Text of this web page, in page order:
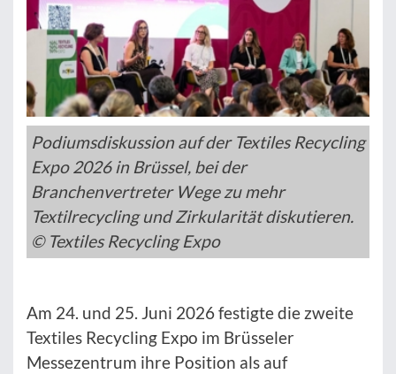
Podiumsdiskussion auf der Textiles Recycling
Expo 2026 in Brüssel, bei der
Branchenvertreter Wege zu mehr
Textilrecycling und Zirkularität diskutieren.
© Textiles Recycling Expo
Am 24. und 25. Juni 2026 festigte die zweite
Textiles Recycling Expo im Brüsseler
Messezentrum ihre Position als auf